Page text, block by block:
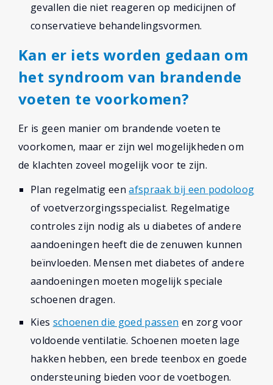
gevallen die niet reageren op medicijnen of
conservatieve behandelingsvormen.
Kan er iets worden gedaan om
het syndroom van brandende
voeten te voorkomen?
Er is geen manier om brandende voeten te
voorkomen, maar er zijn wel mogelijkheden om
de klachten zoveel mogelijk voor te zijn.
Plan regelmatig eenafspraak bij een podoloog
of voetverzorgingsspecialist. Regelmatige
controles zijn nodig als u diabetes of andere
aandoeningen heeft die de zenuwen kunnen
beïnvloeden. Mensen met diabetes of andere
aandoeningen moeten mogelijk speciale
schoenen dragen.
Kies schoenen die goed passen en zorg voor
voldoende ventilatie. Schoenen moeten lage
hakken hebben, een brede teenbox en goede
ondersteuning bieden voor de voetbogen.